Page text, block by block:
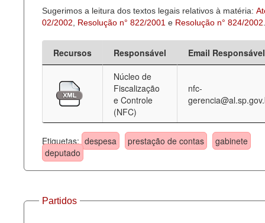
Sugerimos a leitura dos textos legais relativos à matéria:
02/2002
Resolução n° 822/2001 e Resolução n° 824/2002
Recursos Responsável
Email Responsável
Núcleo de
Fiscalização
e Controle
(NFC)
nfc-
Etiquetas: despesa prestação de contas
gabinete
deputado
Partidos